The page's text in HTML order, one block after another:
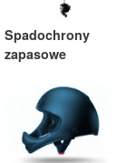
Spadochrony
zapasowe